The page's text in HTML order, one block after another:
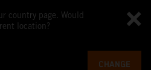
country page. Would
location?
CHANGE